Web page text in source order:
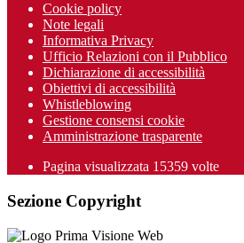
Cookie policy
Note legali
Informativa Privacy
Ufficio Relazioni con il Pubblico
Dichiarazione di accessibilità
Obiettivi di accessibilità
Whistleblowing
Gestione consensi cookie
Amministrazione trasparente
Pagina visualizzata 15359 volte
Sezione Copyright